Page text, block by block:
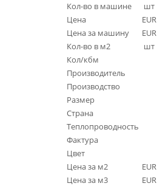
Кол-во в машине
шт
Цена
EUR
Цена за машину
EUR
Кол-во в м2
шт
Кол/кбм
Производитель
Производство
Размер
Страна
Теплопроводность
Фактура
Цвет
Цена за м2
EUR
Цена за м3
EUR